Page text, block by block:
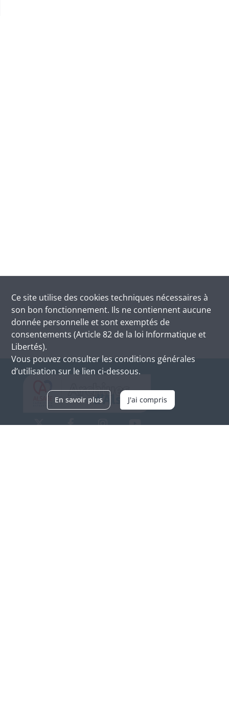
Ce site utilise des cookies techniques nécessaires à
son bon fonctionnement. Ils ne contiennent aucune
donnée personnelle et sont exemptés de
consentements (Article 82 de la loi Informatique et
Libertés).
Vous pouvez consulter les conditions générales
d’utilisation sur le lien ci-dessous.
En savoir plus J'ai compris